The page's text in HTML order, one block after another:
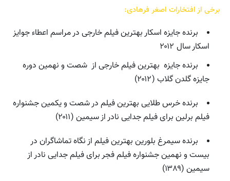
برخی از افتخارات اصغر فرهادی:
برنده جایزه اسکار بهترین فیلم خارجی در مراسم اعطاء جوایز
اسکار سال ۲۰۱۲
برنده جایزه بهترین فیلم خارجی از شصت و نهمین دوره
جایزه گلدن گلاب (۲۰۱۲)
برنده خرس طلایی بهترین فیلم در شصت و یکمین جشنواره
فیلم برلین برای فیلم جدایی نادر از سیمین (۲۰۱۱)
برنده سیمرغ بلورین بهترین فیلم از نگاه تماشاگران در
بیست و نهمین جشنواره فیلم فجر برای فیلم جدایی نادر از
سیمین (۱۳۸۹)